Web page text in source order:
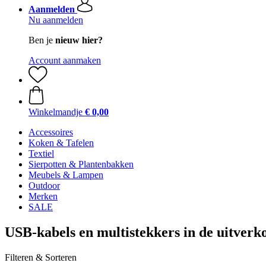
Aanmelden
Nu aanmelden
Ben je nieuw hier?
Account aanmaken
Winkelmandje € 0,00
Accessoires
Koken & Tafelen
Textiel
Sierpotten & Plantenbakken
Meubels & Lampen
Outdoor
Merken
SALE
USB-kabels en multistekkers in de
Filteren & Sorteren